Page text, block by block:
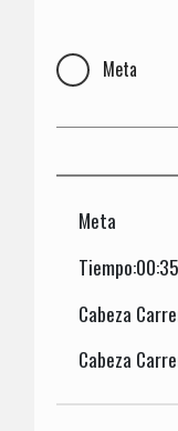
Meta
Meta
Cabeza
Cabeza